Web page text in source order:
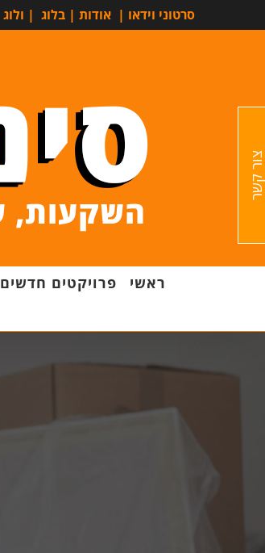
סרטוני וידאו | אודות | בלוג | ולוג
ראשי פרויקטים חדשים
צור קשר